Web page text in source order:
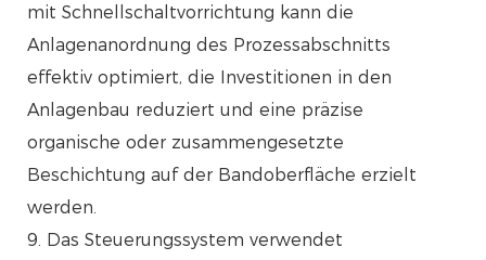
mit Schnellschaltvorrichtung kann die
Anlagenanordnung des Prozessabschnitts
effektiv optimiert, die Investitionen in den
Anlagenbau reduziert und eine präzise
organische oder zusammengesetzte
Beschichtung auf der Bandoberfläche erzielt
werden.
9. Das Steuerungssystem verwendet